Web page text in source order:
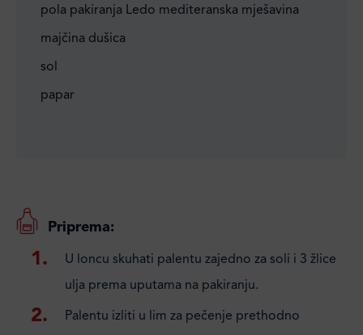
pola pakiranja Ledo mediteranska mješavina
majčina dušica
sol
papar
Priprema:
U loncu skuhati palentu zajedno za soli i 3 žlice
ulja prema uputama na pakiranju.
Palentu izliti u lim za pečenje prethodno